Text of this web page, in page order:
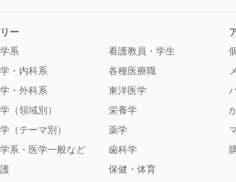
ー
系
・内科系
・外科系
（領域別）
（テーマ別）
系・医学一般など
看護教員・学生
各種医療職
東洋医学
栄養学
薬学
歯科学
保健・体育